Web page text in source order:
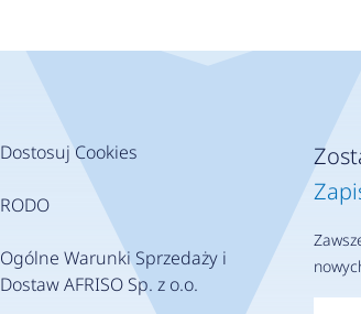
Dostosuj Cookies
RODO
Ogólne Warunki Sprzedaży i
Dostaw AFRISO Sp. z o.o.